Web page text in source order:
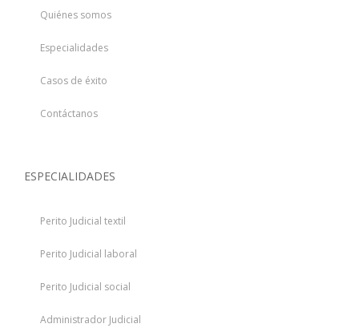
Quiénes somos
Especialidades
Casos de éxito
Contáctanos
ESPECIALIDADES
Perito Judicial textil
Perito Judicial laboral
Perito Judicial social
Administrador Judicial